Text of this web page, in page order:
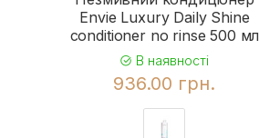
Envie Luxury Daily Shine
conditioner no rinse 500 мл
В наявності
936.00 грн.